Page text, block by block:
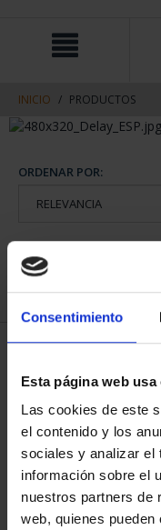
Consentimiento
Esta página web usa
Las cookies de este
el contenido y los
sociales y analizar el
información sobre el
nuestros partners de
web, quienes
contenido
navegacin
INICIO PRODUCTOS
ORDENAR POR: